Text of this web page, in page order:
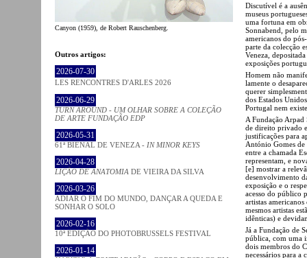
Canyon (1959), de Robert Rauschenberg.
Outros artigos:
2026-07-30
LES RENCONTRES D'ARLES 2026
2026-06-29
TURN AROUND - UM OLHAR SOBRE A COLEÇÃO
DE ARTE FUNDAÇÃO EDP
2026-05-31
61ª BIENAL DE VENEZA - IN MINOR KEYS
2026-04-28
LIÇÃO DE ANATOMIA DE VIEIRA DA SILVA
2026-03-26
ADIAR O FIM DO MUNDO, DANÇAR A QUEDA E
SONHAR O SOLO
2026-02-16
10ª EDIÇÃO DO PHOTOBRUSSELS FESTIVAL
2026-01-14
Discutível é a
museus
uma fortuna em
Sonnabend, pelo
americanos do
parte da colecção
Veneza,
exposições
Homem não
lamente o
querer
dos Estados
Portugal nem
A Fundação
de direito privado
justificações para
António Gomes
entre a chamada
representam, e
[e] mostrar a
desenvolvimento
exposição e o
acesso do público
artistas
mesmos artistas
idênticas) e
Já a Fundação de
pública, com uma
dois membros do
necessários para a